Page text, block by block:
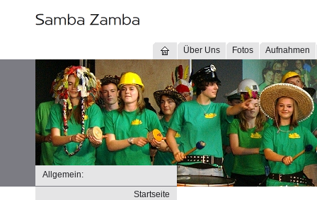
Über Uns Fotos Aufnahmen
Allgemein:
Startseite